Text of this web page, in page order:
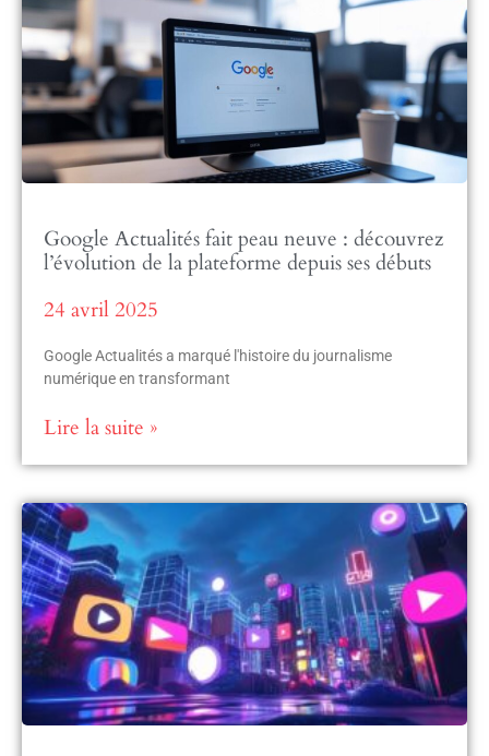
Google Actualités fait peau neuve : découvrez
l’évolution de la plateforme depuis ses débuts
24 avril 2025
Google Actualités a marqué l'histoire du journalisme
numérique en transformant
Lire la suite »